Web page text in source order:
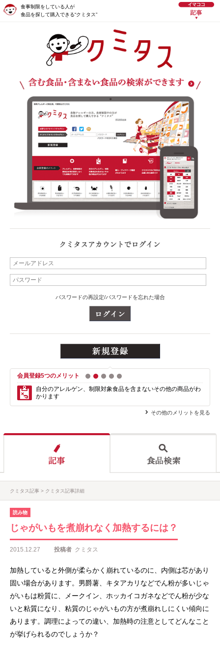
食事制限をしている人が
食品を探して購入できる“クミタス”
パスワードの再設定/パスワードを忘れた場合
会員登録5つのメリット 1 2 3 4
自分のアレルゲン、制限対象食品を含まないその他の商品がわ
かります
その他のメリットを見る
クミタス記事 クミタス記事詳細
読み物
じゃがいもを煮崩れなく加熱するには？
2015.12.27 投稿者 クミタス
加熱していると外側が柔らかく崩れているのに、内側は芯があり
固い場合があります。男爵薯、キタアカリなどでん粉が多いじゃ
がいもは粉質に、メークイン、ホッカイコガネなどでん粉が少な
いと粘質になり、粘質のじゃがいもの方が煮崩れしにくい傾向に
あります。調理によっての違い、加熱時の注意としてどんなこと
が挙げられるのでしょうか？